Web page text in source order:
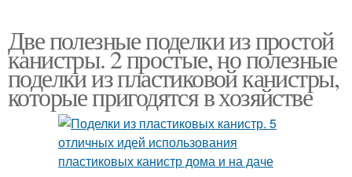
Две полезные поделки из простой
канистры. 2 простые, но полезные
поделки из пластиковой канистры,
которые пригодятся в хозяйстве